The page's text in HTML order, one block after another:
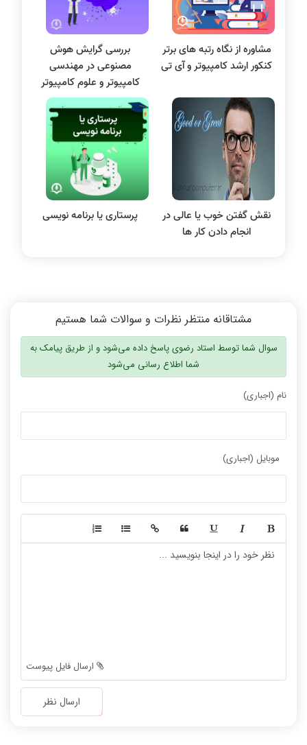
مقاله نویسی
بلاکچین
پایگاه داده
الکترونیک دیجیتال
سیستم عامل
نظریه زبانها
سیگنال و سیستمها
مشاوره از نگاه رتبه های برتر
کنکور ارشد کامپیوتر و آی تی
بررسی گرایش هوش
مصنوعی در مهندسی
کامپیوتر و علوم کامپیوتر
نقش گفتن خوب یا عالی در
انجام دادن کار ها
پرستاری یا برنامه نویسی
مشتاقانه منتظر نظرات و سوالات شما هستیم
سوال شما توسط استاد رضوی پاسخ داده می‌شود و از طریق پیامک به
شما اطلاع رسانی می‌شود
نام (اجباری)
موبایل (اجباری)
-
-
-
-
-
-
ارسال نظر